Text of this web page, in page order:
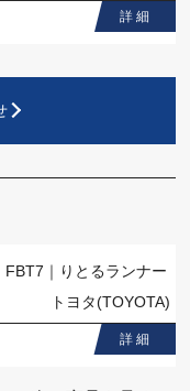
詳 細
｜りとるランナー
トヨタ(TOYOTA)
詳 細